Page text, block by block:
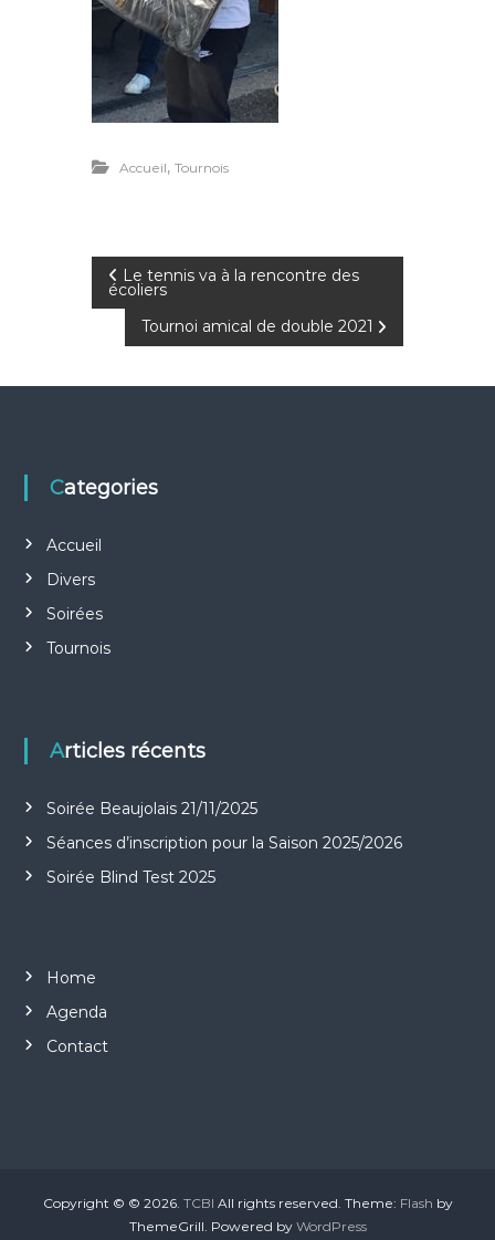
Accueil,Tournois
N
v
g
a
t
i
e
l
a
r
Le tennis va à la rencontre des
écoliers
Tournoi amical de double 2021
Categories
Accueil
Divers
Soirées
Tournois
Articles récents
Soirée Beaujolais 21/11/2025
Séances d’inscription pour la Saison 2025/2026
Soirée Blind Test 2025
Home
Agenda
Contact
Copyright © © 2026. TCBI All rights reserved. Theme: Flash by
ThemeGrill. Powered by WordPress